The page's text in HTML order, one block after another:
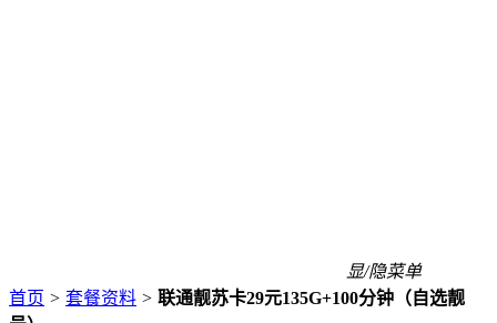
显/隐菜单
首页 > 套餐资料 > 联通靓苏卡29元135G+100分钟（自选靓